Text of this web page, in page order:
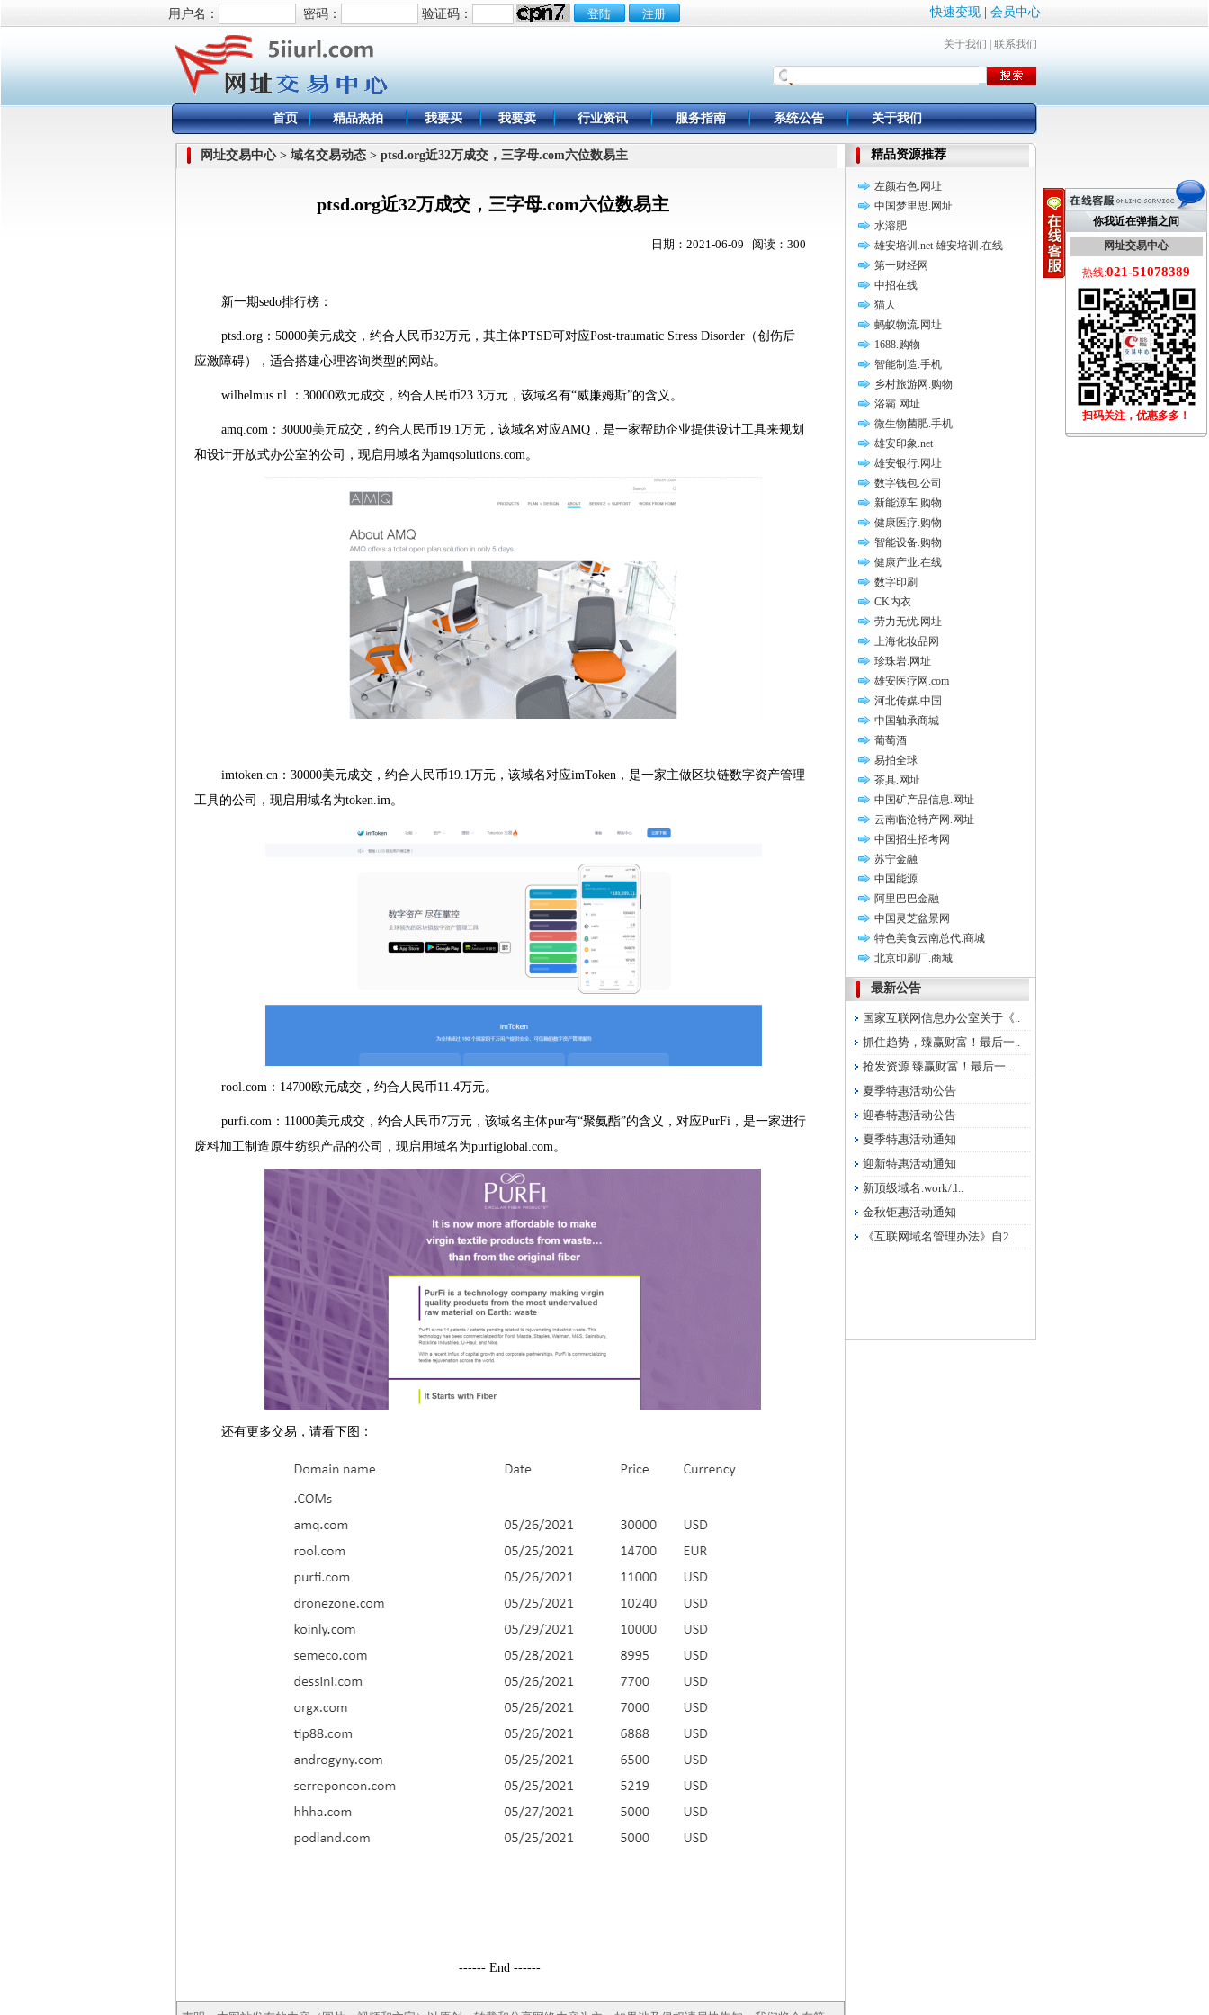
快速变现| 会员中心
用户名： 密码： 验证码：
你我近在弹指之间
网址交易中心
热线:021-51078389
扫码关注，优惠多多！
关于我们 联系我们
首页 精品热拍 我要买 我要卖 行业资讯 服务指南 系统公告 关于我们
网址交易中心 > 域名交易动态 > ptsd.org近32万成交，三字母.com六位数易主
ptsd.org近32万成交，三字母.com六位数易主
日期：2021-06-09 阅读：300
新一期sedo排行榜：
ptsd.org：50000美元成交，约合人民币32万元，其主体PTSD可对应Post‐traumatic Stress Disorder（创伤后
应激障碍），适合搭建心理咨询类型的网站。
wilhelmus.nl ：30000欧元成交，约合人民币23.3万元，该域名有“威廉姆斯”的含义。
amq.com：30000美元成交，约合人民币19.1万元，该域名对应AMQ，是一家帮助企业提供设计工具来规划
和设计开放式办公室的公司，现启用域名为amqsolutions.com。
imtoken.cn：30000美元成交，约合人民币19.1万元，该域名对应imToken，是一家主做区块链数字资产管理
工具的公司，现启用域名为token.im。
rool.com：14700欧元成交，约合人民币11.4万元。
purfi.com：11000美元成交，约合人民币7万元，该域名主体pur有“聚氨酯”的含义，对应PurFi，是一家进行
废料加工制造原生纺织产品的公司，现启用域名为purfiglobal.com。
还有更多交易，请看下图：
------ End ------
精品资源推荐
左颜右色.网址
中国梦里思.网址
水溶肥
雄安培训.net 雄安培训.在线
第一财经网
中招在线
猫人
蚂蚁物流.网址
1688.购物
智能制造.手机
乡村旅游网.购物
浴霸.网址
微生物菌肥.手机
雄安印象.net
雄安银行.网址
数字钱包.公司
新能源车.购物
健康医疗.购物
智能设备.购物
健康产业.在线
数字印刷
CK内衣
劳力无忧.网址
上海化妆品网
珍珠岩.网址
雄安医疗网.com
河北传媒.中国
中国轴承商城
葡萄酒
易拍全球
茶具.网址
中国矿产品信息.网址
云南临沧特产网.网址
中国招生招考网
苏宁金融
中国能源
阿里巴巴金融
中国灵芝盆景网
特色美食云南总代.商城
北京印刷厂.商城
最新公告
国家互联网信息办公室关于《..
抓住趋势，臻赢财富！最后一..
抢发资源 臻赢财富！最后一..
夏季特惠活动公告
迎春特惠活动公告
夏季特惠活动通知
迎新特惠活动通知
新顶级域名.work/.l..
金秋钜惠活动通知
《互联网域名管理办法》自2..